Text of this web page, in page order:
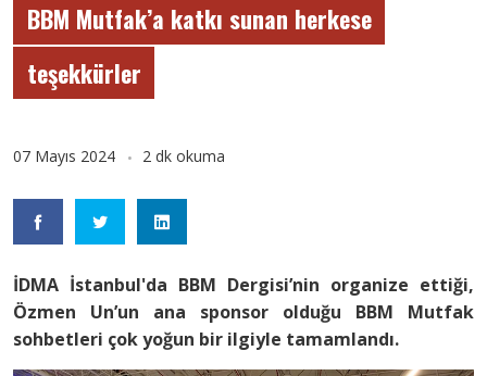
BBM Mutfak’a katkı sunan herkese
teşekkürler
07 Mayıs 2024 2 dk okuma
İDMA İstanbul'da BBM Dergisi’nin organize ettiği,
Özmen Un’un ana sponsor olduğu BBM Mutfak
sohbetleri çok yoğun bir ilgiyle tamamlandı.